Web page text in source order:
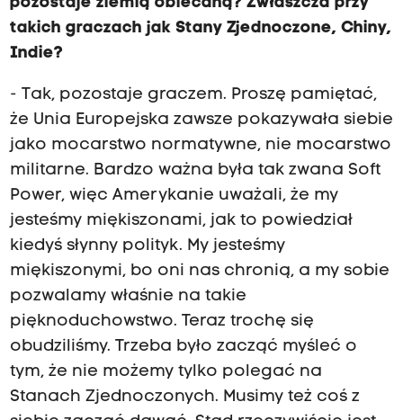
takich graczach jak Stany Zjednoczone, Chiny,
Indie?
- Tak, pozostaje graczem. Proszę pamiętać,
że Unia Europejska zawsze pokazywała siebie
jako mocarstwo normatywne, nie mocarstwo
militarne. Bardzo ważna była tak zwana Soft
Power, więc Amerykanie uważali, że my
jesteśmy miękiszonami, jak to powiedział
kiedyś słynny polityk. My jesteśmy
miękiszonymi, bo oni nas chronią, a my sobie
pozwalamy właśnie na takie
pięknoduchowstwo. Teraz trochę się
obudziliśmy. Trzeba było zacząć myśleć o
tym, że nie możemy tylko polegać na
Stanach Zjednoczonych. Musimy też coś z